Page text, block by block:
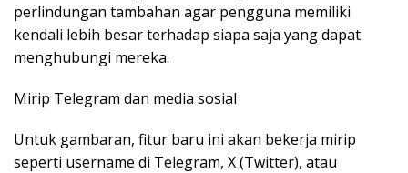
perlindungan tambahan agar pengguna memiliki
kendali lebih besar terhadap siapa saja yang dapat
menghubungi mereka.
Mirip Telegram dan media sosial
Untuk gambaran, fitur baru ini akan bekerja mirip
seperti username di Telegram, X (Twitter), atau